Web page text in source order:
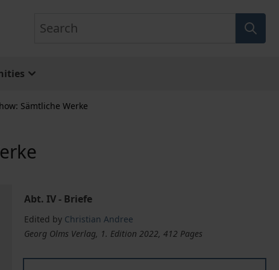
Sämtliche Werke
Abt. IV - Briefe
Edited by Christian Andree
Georg Olms Verlag, 1. Edition 2022, 412 Pages